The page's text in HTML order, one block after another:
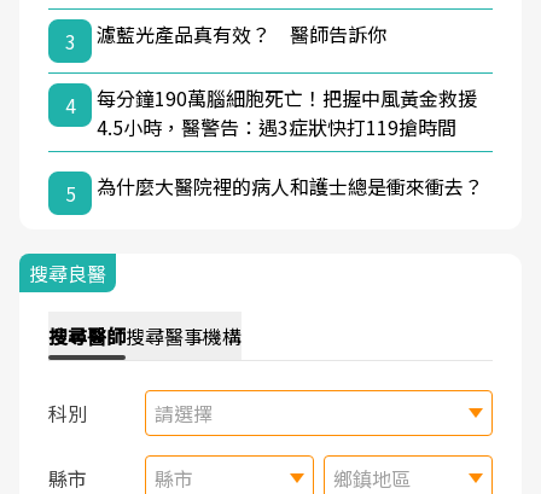
3
濾藍光產品真有效？ 醫師告訴你
4
每分鐘190萬腦細胞死亡！把握中風黃金救援
4.5小時，醫警告：遇3症狀快打119搶時間
5 為什麼大醫院裡的病人和護士總是衝來衝去？
搜尋良醫
搜尋醫師搜尋醫事機構
科別 請選擇
縣市 縣市 鄉鎮地區